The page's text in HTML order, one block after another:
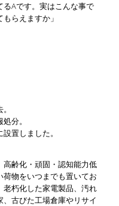
るAです。実はこんな事で
らえますか」
分。
置しました。
齢化・頑固・認知能力低
物をいつまでも置いてお
老朽化した家電製品、汚れ
古びた工場倉庫やリサイ